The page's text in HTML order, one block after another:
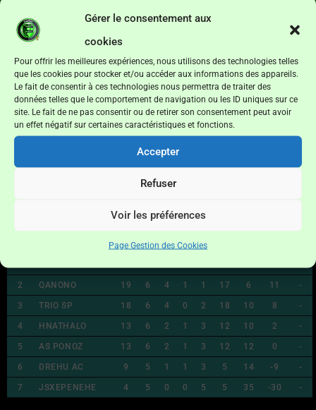
Gérer le consentement aux
cookies
Pour offrir les meilleures expériences, nous utilisons des technologies telles
que les cookies pour stocker et/ou accéder aux informations des appareils.
Le fait de consentir à ces technologies nous permettra de traiter des
données telles que le comportement de navigation ou les ID uniques sur ce
site. Le fait de ne pas consentir ou de retirer son consentement peut avoir
un effet négatif sur certaines caractéristiques et fonctions.
Accepter
Refuser
Voir les préférences
Page Gestion des Cookies
Date Rencontre
08/08/2026 DREHU AC—JSXEPENEHE Xepenehe forfait
08/08/2026 UJ WEDRUMEL—AS PONOZ 4 – 2
08/08/2026 QANONO — TRIO SP 3 – 1
Classement
Pt M V N D
2 QANONO 19 6 4 1 1 17 6 11 -
3 TRIO SP 18 6 4 0 2 18 10 8 -
4 HNATHALO 13 6 2 1 3 12 10 2 -
5 AS PONOZ 13 6 2 1 3 12 12 0 -
6 DREHU AC 9 5 1 1 3 5 14 -9 -
7 JSXEPENEHE 4 5 0 0 5 5 35 -30 -